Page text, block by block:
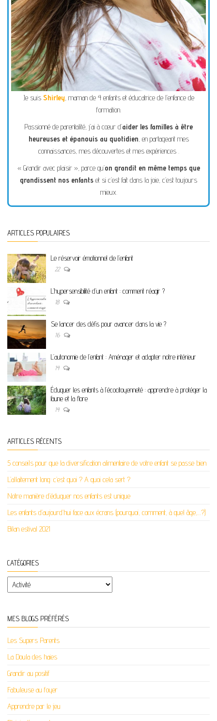
Je suis Shirley, maman de 4 enfants et éducatrice de l’enfance de
formation.
Passionné de parentalité, j’ai à cœur d’aider les familles à être
heureuses et épanouis au quotidien , en partageant mes
connaissances, mes découvertes et mes expériences .
« Grandir avec plaisir », parce qu’on grandit en même temps que
grandissent nos enfants et si c’est fait dans la joie, c’est toujours
mieux.
ARTICLES POPULAIRES
Le réservoir émotionnel de l’enfant
22
L’hypersensibilité d’un enfant : comment réagir ?
18
Se lancer des défis pour avancer dans la vie ?
16
L’autonomie de l’enfant : Aménager et adapter notre intérieur
14
Éduquer les enfants à l’écocitoyenneté : apprendre à protéger la
faune et la flore
14
ARTICLES RÉCENTS
5 conseils pour que la diversification alimentaire de votre enfant se passe bien
L’allaitement long: c’est quoi ? A quoi cela sert ?
Notre manière d’éduquer nos enfants est unique
Les enfants d’aujourd’hui face aux écrans (pourquoi, comment, à quel âge,…?)
Bilan estival 2021
CATÉGORIES
Catégories
MES BLOGS PRÉFÉRÉS
Les Supers Parents
La Doula des haies
Grandir au positif
Fabuleuse au foyer
Apprendre par le jeu